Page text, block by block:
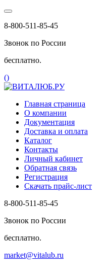
8-800-511-85-45
Звонок по России
бесплатно.
()
Главная страница
О компании
Документация
Доставка и оплата
Каталог
Контакты
Личный кабинет
Обратная связь
Регистрация
Скачать прайс-лист
8-800-511-85-45
Звонок по России
бесплатно.
market@vitalub.ru